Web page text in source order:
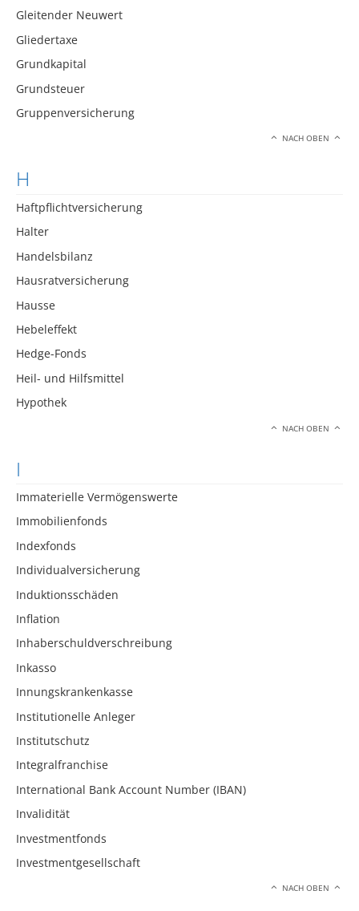
Gleitender Neuwert
Gliedertaxe
Grundkapital
Grundsteuer
Gruppenversicherung
NACH OBEN
H
Haftpflichtversicherung
Halter
Handelsbilanz
Hausratversicherung
Hausse
Hebeleffekt
Hedge-Fonds
Heil- und Hilfsmittel
Hypothek
NACH OBEN
I
Immaterielle Vermögenswerte
Immobilienfonds
Indexfonds
Individualversicherung
Induktionsschäden
Inflation
Inhaberschuldverschreibung
Inkasso
Innungskrankenkasse
Institutionelle Anleger
Institutschutz
Integralfranchise
International Bank Account Number (IBAN)
Invalidität
Investmentfonds
Investmentgesellschaft
NACH OBEN